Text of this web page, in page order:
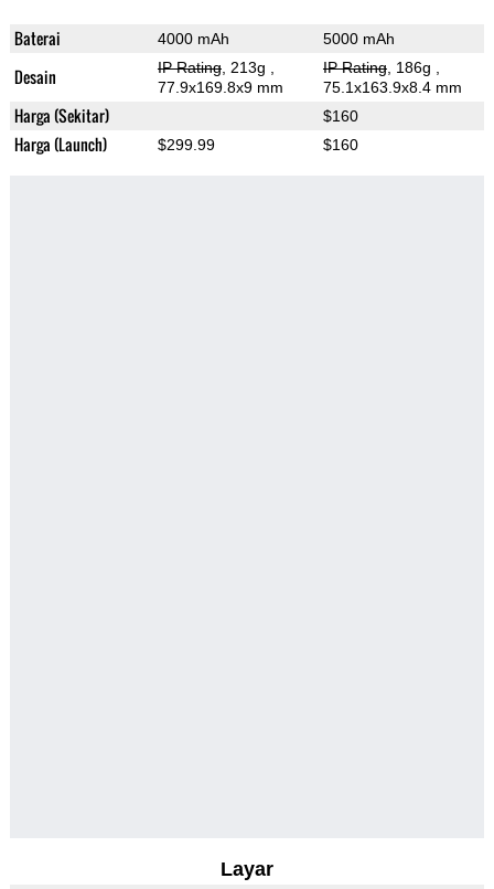
Baterai 4000 mAh 5000 mAh
Desain IP Rating, 213g
77.9x169.8x9 mm
IP Rating, 186g
75.1x163.9x8.4 mm
Harga (Sekitar) $160
Harga (Launch) $299.99 $160
Layar